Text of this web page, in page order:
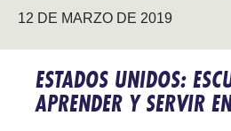
12 DE MARZO DE 2019
ESTADOS UNIDOS:
APRENDER Y SERVIR